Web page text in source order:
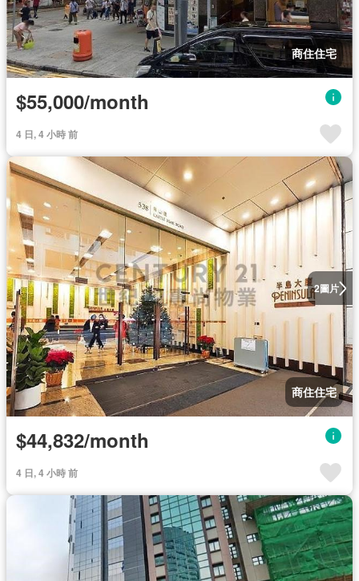
商住住宅
$55,000/month
4 日, 4 小時 前
2圖片
商住住宅
$44,832/month
4 日, 4 小時 前